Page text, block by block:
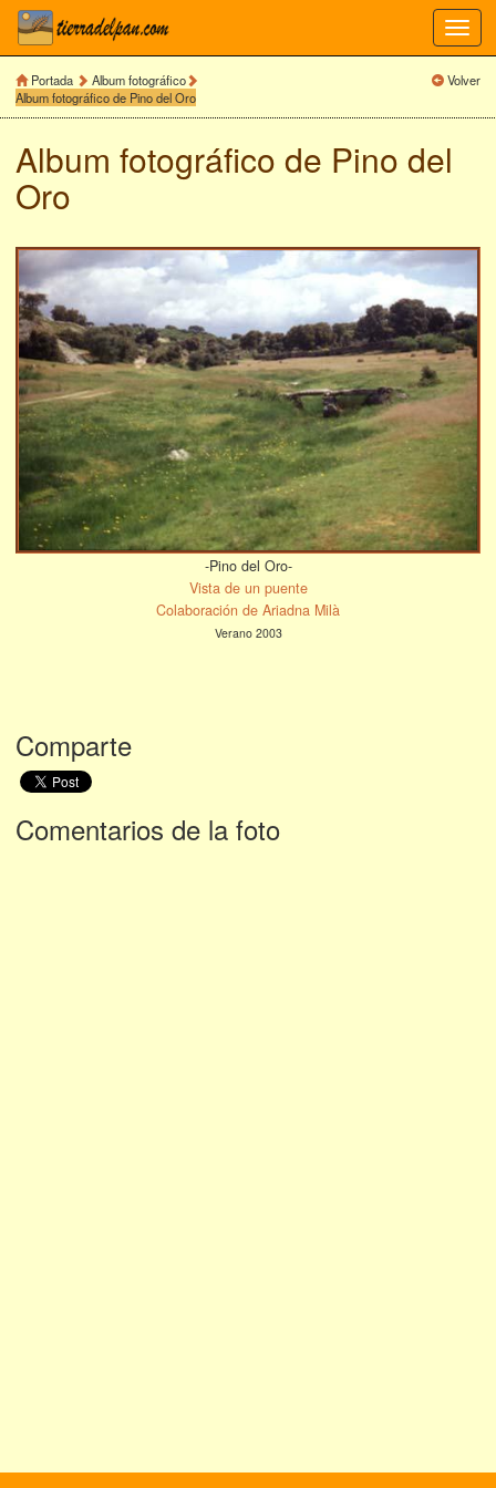
Portada
Album fotográfico
Album fotográfico de Pino del Oro
Volver
Album fotográfico de Pino del
Oro
-Pino del Oro-
Vista de un puente
Colaboración de Ariadna Milà
Verano 2003
Comparte
Comentarios de la foto